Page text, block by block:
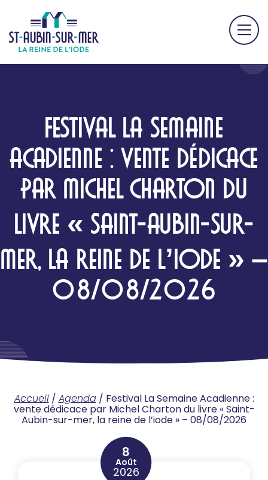
FESTIVAL LA SEMAINE
ACADIENNE : VENTE DÉDICACE
PAR MICHEL CHARTON DU
LIVRE « SAINT-AUBIN-SUR-
MER, LA REINE DE L’IODE » –
08/08/2026
Accueil/ Agenda/ Festival La Semaine Acadienne :
vente dédicace par Michel Charton du livre « Saint-
Aubin-sur-mer, la reine de l’iode » – 08/08/2026
8
Août
2026